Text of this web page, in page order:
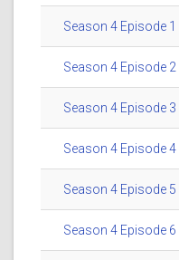
Season 4 Episode
Season 4 Episode
Season 4 Episode
Season 4 Episode
Season 4 Episode
Season 4 Episode